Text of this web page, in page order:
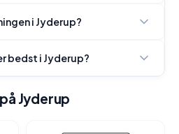
i Jyderup?
bedst i Jyderup?
Jyderup